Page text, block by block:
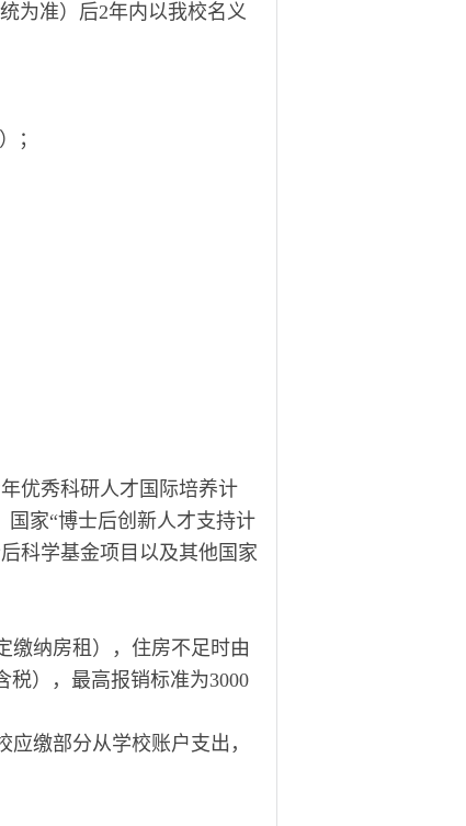
为准）后2年内以我校名义
；
优秀科研人才国际培养计
国家“博士后创新人才支持计
科学基金项目以及其他国家
缴纳房租），住房不足时由
），最高报销标准为3000
缴部分从学校账户支出，